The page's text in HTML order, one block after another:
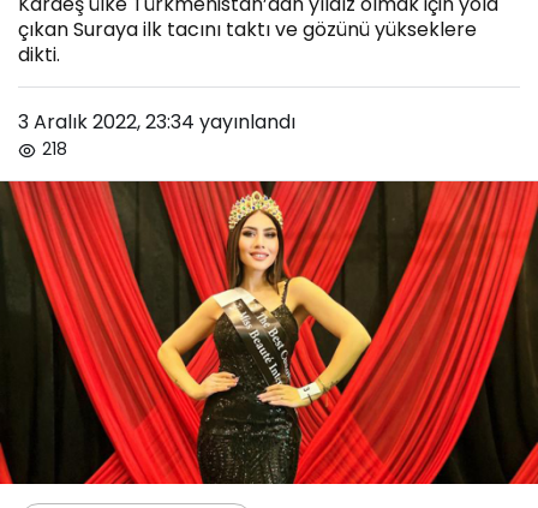
çıkan Suraya ilk tacını taktı ve gözünü yükseklere
dikti.
3 Aralık 2022, 23:34 yayınlandı
218